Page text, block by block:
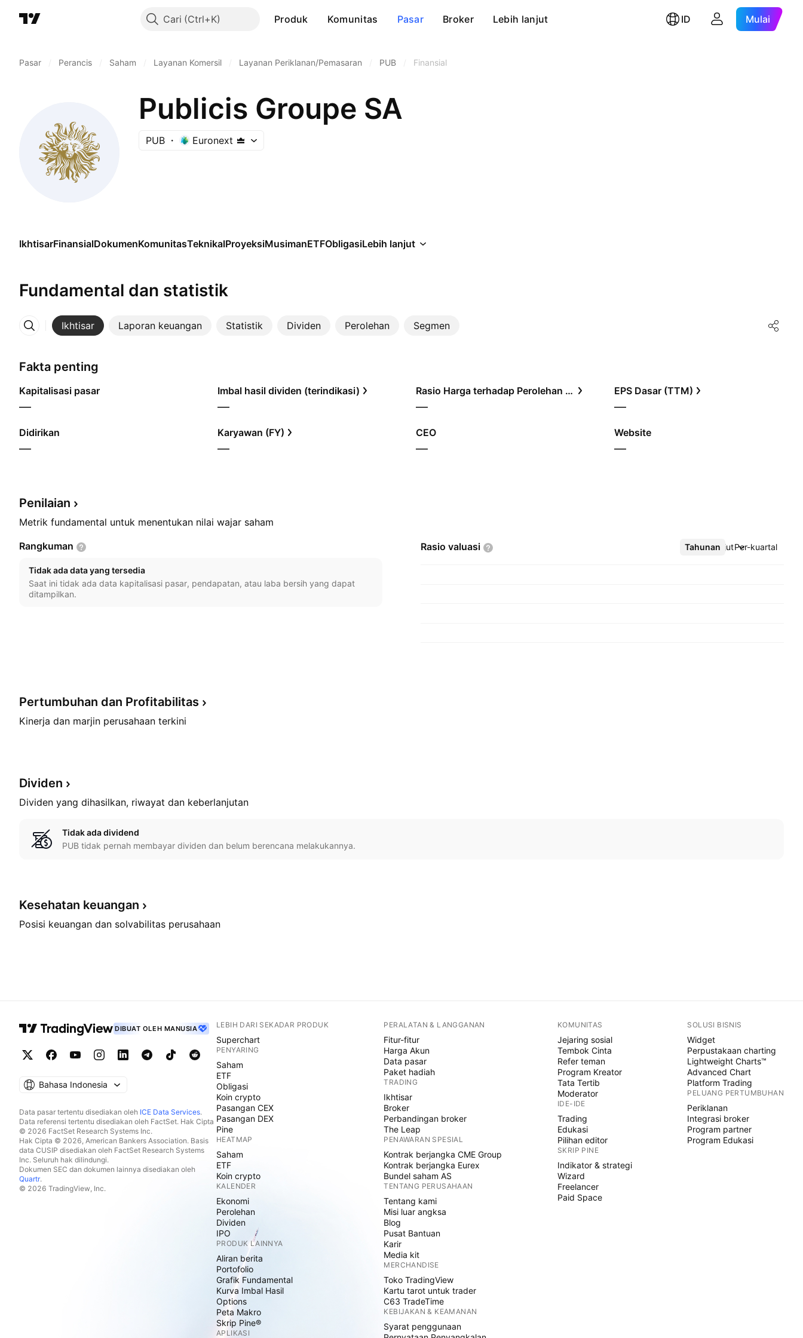
Cari Produk Komunitas Pasar Broker Lebih lanjut ID Mulai
Pasar Perancis Saham Layanan Komersil Layanan Periklanan/Pemasaran PUB Finansial
Publicis Groupe SA
PUB Euronext
IkhtisarFinansialDokumenKomunitasTeknikalProyeksiMusimanETFObligasiLebih lanjut
Fundamental dan statistik
Ikhtisar Laporan keuangan Statistik Dividen Perolehan Segmen
Lainnya
Fakta penting
Kapitalisasi pasar
—
Imbal hasil dividen (terindikasi)
—
Rasio Harga terhadap Perolehan (TTM)
—
EPS Dasar (TTM)
—
Didirikan
—
Karyawan (FY)
—
CEO
—
Website
—
Penilaian
Metrik fundamental untuk menentukan nilai wajar saham
Rangkuman
Tidak ada data yang tersedia
Saat ini tidak ada data kapitalisasi pasar, pendapatan, atau laba bersih yang dapat
ditampilkan.
Rasio valuasi Tahunan Per-kuartal
Lebih lanjut
Pertumbuhan dan Profitabilitas
Kinerja dan marjin perusahaan terkini
Dividen
Dividen yang dihasilkan, riwayat dan keberlanjutan
Tidak ada dividend
PUB tidak pernah membayar dividen dan belum berencana melakukannya.
Kesehatan keuangan
Posisi keuangan dan solvabilitas perusahaan
DIBUAT OLEH MANUSIA
Bahasa Indonesia
Data pasar tertentu disediakan oleh ICE Data Services.
Data referensi tertentu disediakan oleh FactSet. Hak Cipta
© 2026 FactSet Research Systems Inc.
Hak Cipta © 2026, American Bankers Association. Basis
data CUSIP disediakan oleh FactSet Research Systems
Inc. Seluruh hak dilindungi.
Dokumen SEC dan dokumen lainnya disediakan oleh
Quartr.
© 2026 TradingView, Inc.
LEBIH DARI SEKADAR PRODUK
Superchart
PENYARING
Saham
ETF
Obligasi
Koin crypto
Pasangan CEX
Pasangan DEX
Pine
HEATMAP
Saham
ETF
Koin crypto
KALENDER
Ekonomi
Perolehan
Dividen
IPO
PRODUK LAINNYA
Aliran berita
Portofolio
Grafik Fundamental
Kurva Imbal Hasil
Options
Peta Makro
Skrip Pine®
APLIKASI
PERALATAN & LANGGANAN
Fitur-fitur
Harga Akun
Data pasar
Paket hadiah
TRADING
Ikhtisar
Broker
Perbandingan broker
The Leap
PENAWARAN SPESIAL
Kontrak berjangka CME Group
Kontrak berjangka Eurex
Bundel saham AS
TENTANG PERUSAHAAN
Tentang kami
Misi luar angksa
Blog
Pusat Bantuan
Karir
Media kit
MERCHANDISE
Toko TradingView
Kartu tarot untuk trader
C63 TradeTime
KEBIJAKAN & KEAMANAN
Syarat penggunaan
KOMUNITAS
Jejaring sosial
Tembok Cinta
Refer teman
Program Kreator
Tata Tertib
Moderator
IDE-IDE
Trading
Edukasi
Pilihan editor
SKRIP PINE
Indikator & strategi
Wizard
Freelancer
Paid Space
SOLUSI BISNIS
Widget
Perpustakaan charting
Lightweight Charts™
Advanced Chart
Platform Trading
PELUANG PERTUMBUHAN
Periklanan
Integrasi broker
Program partner
Program Edukasi